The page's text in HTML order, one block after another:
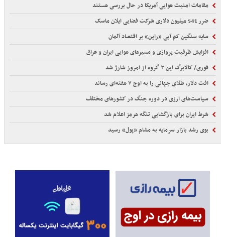
مقامات امنیت هوایی آمریکا در حال بررسی هستند
ضرر 541 میلیون دلاری شرکت فضایی ایلان ماسک
سایه سنگین کم آبی «راین» بر اقتصاد آلمان
افزایش ظرفیت پروازی و مسیرهای هوایی ایران و عراق
فوری/ کالابرگ این ۳ گروه از امروز شارژ شد
افت دلار، طلای جهانی را به اوج ۷ هفته‌ای رساند
سیاست‌های ارزی در دوره جنگ در کشورهای مختلف
شرط ایران برای بازگشایی تنگه هرمز اعلام شد
بوی رشد بازار سرمایه به مشام «پول» رسید